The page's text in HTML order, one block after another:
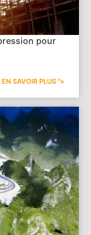
pour
EN SAVOIR PLUS "»